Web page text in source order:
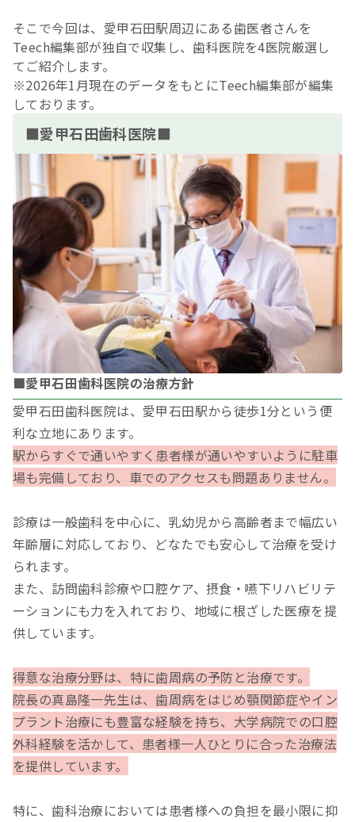
そこで今回は、愛甲石田駅周辺にある歯医者さんを
Teech編集部が独自で収集し、歯科医院を4医院厳選し
てご紹介します。
※2026年1月現在のデータをもとにTeech編集部が編集
しております。
■愛甲石田歯科医院■
■愛甲石田歯科医院の治療方針
愛甲石田歯科医院は、愛甲石田駅から徒歩1分という便
利な立地にあります。
駅からすぐで通いやすく患者様が通いやすいように駐車
場も完備しており、車でのアクセスも問題ありません。
診療は一般歯科を中心に、乳幼児から高齢者まで幅広い
年齢層に対応しており、どなたでも安心して治療を受け
られます。
また、訪問歯科診療や口腔ケア、摂食・嚥下リハビリテ
ーションにも力を入れており、地域に根ざした医療を提
供しています。
得意な治療分野は、特に歯周病の予防と治療です。
院長の真島隆一先生は、歯周病をはじめ顎関節症やイン
プラント治療にも豊富な経験を持ち、大学病院での口腔
外科経験を活かして、患者様一人ひとりに合った治療法
を提供しています。
特に、歯科治療においては患者様への負担を最小限に抑